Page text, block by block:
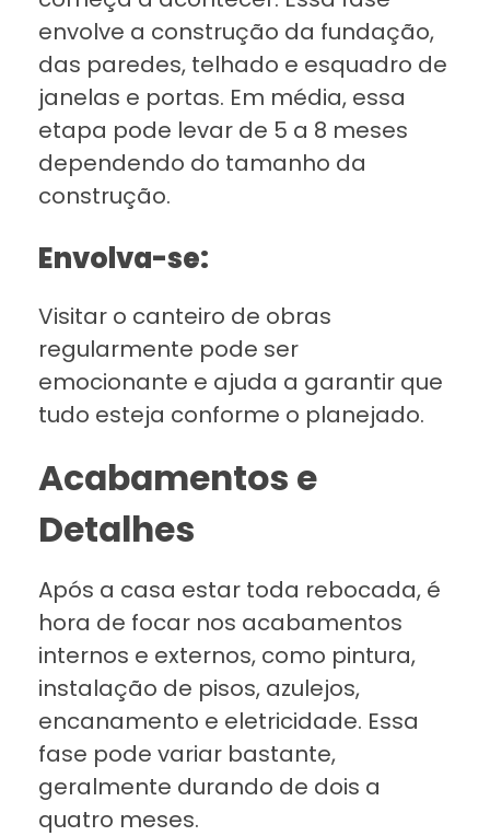
envolve a construção da fundação,
das paredes, telhado e esquadro de
janelas e portas. Em média, essa
etapa pode levar de 5 a 8 meses
dependendo do tamanho da
construção.
Envolva-se:
Visitar o canteiro de obras
regularmente pode ser
emocionante e ajuda a garantir que
tudo esteja conforme o planejado.
Acabamentos e
Detalhes
Após a casa estar toda rebocada, é
hora de focar nos acabamentos
internos e externos, como pintura,
instalação de pisos, azulejos,
encanamento e eletricidade. Essa
fase pode variar bastante,
geralmente durando de dois a
quatro meses.